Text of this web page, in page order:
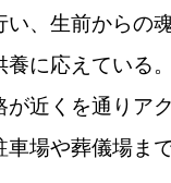
、生前からの
に応えている。
近くを通りア
場や葬儀場ま